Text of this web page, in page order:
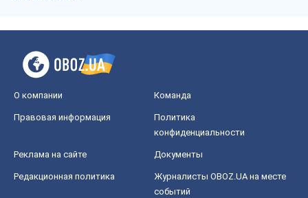
О компании Команда
Правовая информация
Политика
конфиденциальности
Реклама на сайте Документы
Редакционная политика
Журналисты OBOZ.UA на месте
событий